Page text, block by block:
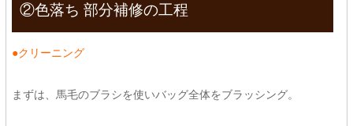
②色落ち 部分補修の工程
●クリーニング
まずは、馬毛のブラシを使いバッグ全体をブラッシング。